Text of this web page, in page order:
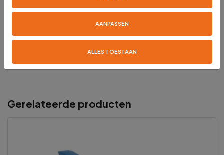
Gerelateerde producten
AANPASSEN
ALLES TOESTAAN